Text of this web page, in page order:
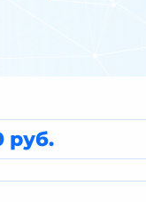
руб.